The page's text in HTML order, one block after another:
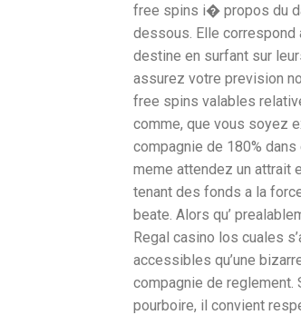
free spins i� propos du
dessous. Elle
destine en surfant sur
assurez votre prevision
free spins valables
comme, que vous soyez
compagnie de 180%
meme attendez un attrait
tenant des fonds a la
beate. Alors qu’
Regal casino los cuales
accessibles qu’une
compagnie de
pourboire, il convient